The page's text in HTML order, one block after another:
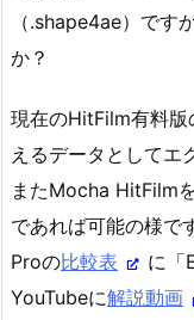
（.shape4ae）で
か？
現在のHitFilm有料
えるデータとしてエ
またMocha HitFilm
であれば可能の様
Proの比較表
に「
YouTubeに解説動画